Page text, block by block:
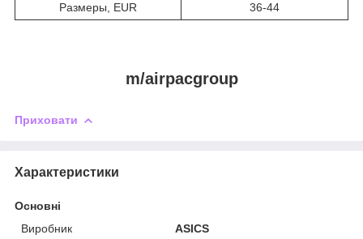
Размеры, EUR
36-44
m/airpacgroup
Приховати
Характеристики
Основні
Виробник
ASICS